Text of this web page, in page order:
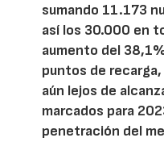
sumando 11.173
así los 30.000 en
aumento del
puntos de
aún lejos de
marcados para
penetración del